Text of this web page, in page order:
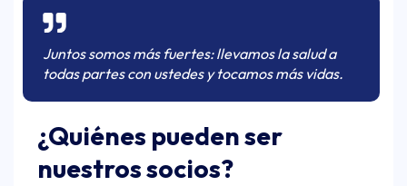
Juntos somos más fuertes: llevamos la salud a
todas partes con ustedes y tocamos más vidas.
¿Quiénes pueden ser
nuestros socios?